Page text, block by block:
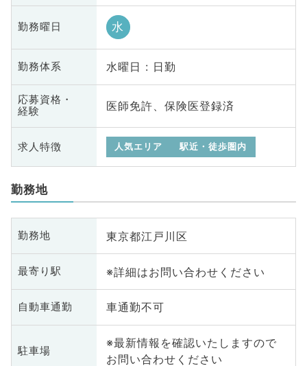
勤務曜日 水
勤務体系 水曜日 : 日勤
応募資格・
経験
医師免許、保険医登録済
求人特徴 人気エリア 駅近・徒歩圏内
勤務地
勤務地 東京都江戸川区
最寄り駅 ※詳細はお問い合わせください
自動車通勤 車通勤不可
駐車場
※最新情報を確認いたしますので
お問い合わせください